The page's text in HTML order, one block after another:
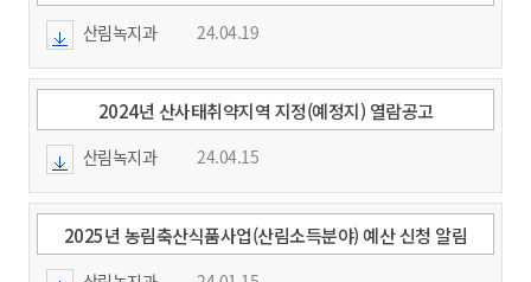
산림녹지과 24.04.19
2024년 산사태취약지역 지정(예정지) 열람공고
산림녹지과 24.04.15
2025년 농림축산식품사업(산림소득분야) 예산 신청 알림
(~2.23.)